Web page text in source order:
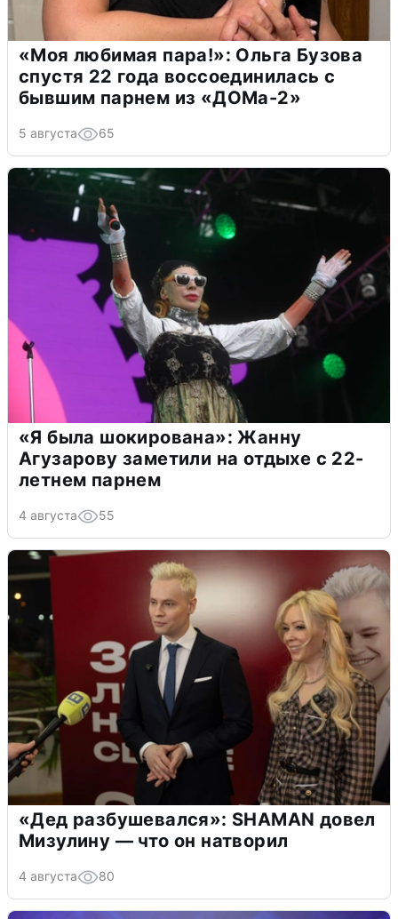
«Моя любимая пара!»: Ольга Бузова
спустя 22 года воссоединилась с
бывшим парнем из «ДОМа-2»
5 августа 65
«Я была шокирована»: Жанну
Агузарову заметили на отдыхе с 22-
летнем парнем
4 августа 55
«Дед разбушевался»: SHAMAN довел
Мизулину — что он натворил
4 августа 80